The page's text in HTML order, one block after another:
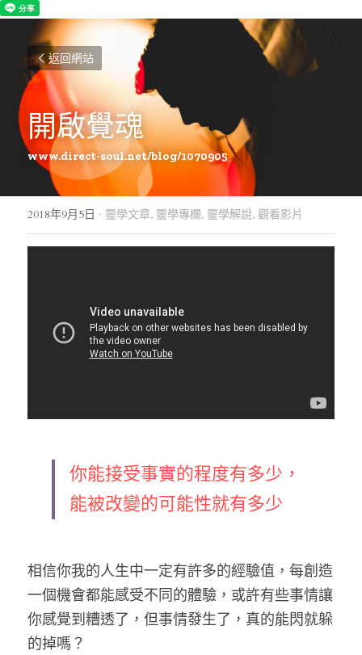
返回網站
開啟覺魂
www.direct-soul.net/blog/1070905
2018年9月5日 · 靈學文章, 靈學專欄, 靈學解說, 觀看影片
你能接受事實的程度有多少，
能被改變的可能性就有多少
相信你我的人生中一定有許多的經驗值，每創造
一個機會都能感受不同的體驗，或許有些事情讓
你感覺到糟透了，但事情發生了，真的能閃就躲
的掉嗎？